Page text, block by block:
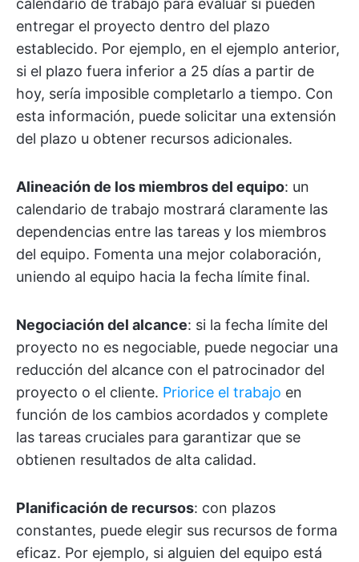
calendario de trabajo para evaluar si pueden
entregar el proyecto dentro del plazo
establecido. Por ejemplo, en el ejemplo anterior,
si el plazo fuera inferior a 25 días a partir de
hoy, sería imposible completarlo a tiempo. Con
esta información, puede solicitar una extensión
del plazo u obtener recursos adicionales.
Alineación de los miembros del equipo: un
calendario de trabajo mostrará claramente las
dependencias entre las tareas y los miembros
del equipo. Fomenta una mejor colaboración,
uniendo al equipo hacia la fecha límite final.
Negociación del alcance: si la fecha límite del
proyecto no es negociable, puede negociar una
reducción del alcance con el patrocinador del
proyecto o el cliente. Priorice el trabajo en
función de los cambios acordados y complete
las tareas cruciales para garantizar que se
obtienen resultados de alta calidad.
Planificación de recursos: con plazos
constantes, puede elegir sus recursos de forma
eficaz. Por ejemplo, si alguien del equipo está